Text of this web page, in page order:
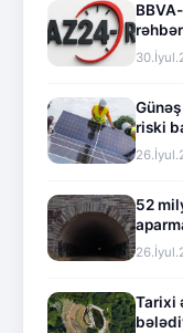
riski
52
Tarixi